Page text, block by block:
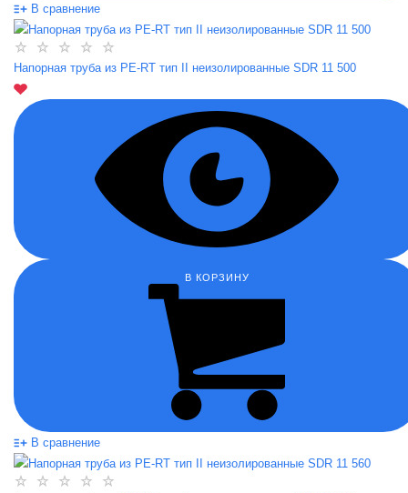
В сравнение
Напорная труба из PE-RT тип II неизолированные SDR 11 500
В КОРЗИНУ
В сравнение